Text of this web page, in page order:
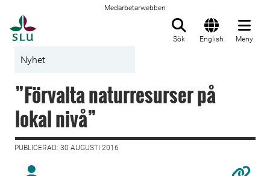
Medarbetarwebben
Sök English Meny
Nyhet
”Förvalta naturresurser på
lokal nivå”
PUBLICERAD: 30 AUGUSTI 2016